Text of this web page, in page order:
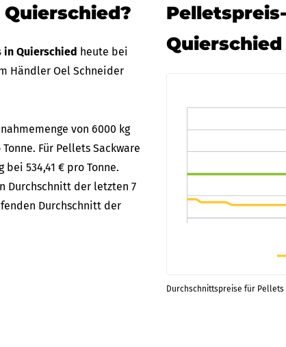
Quierschied heute bei
Händler Oel Schneider
von 6000 kg
Für Pellets Sackware
534,41 € pro Tonne.
Durchschnitt der letzten 7
Durchschnitt der
Quierschied
Durchschnittspreise für Pellets